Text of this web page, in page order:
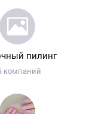
пилинг
компаний